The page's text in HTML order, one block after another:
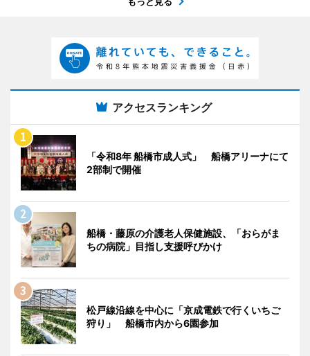
アクセスランキング
「令和8年 船橋市成人式」 船橋アリーナにて
2部制で開催
船橋・藤原の介護老人保健施設、「おらがま
ちの病院」目指し支援呼びかけ
松戸線沿線を中心に「京成電鉄で行くいちご
狩り」 船橋市内から6園参加